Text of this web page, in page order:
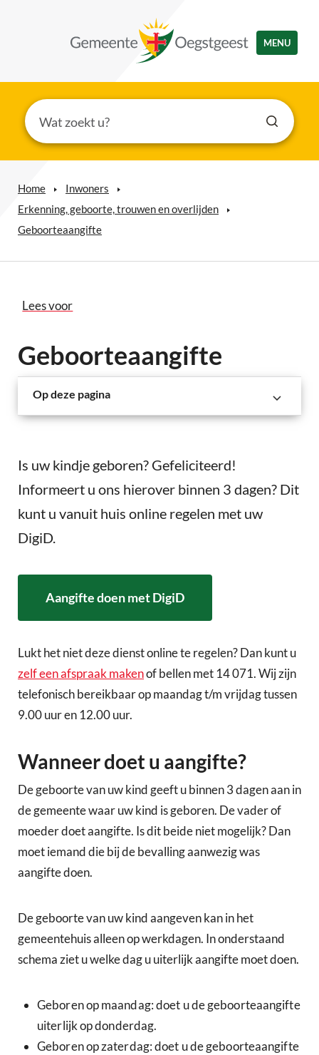
MENU
Home
Inwoners
Erkenning, geboorte, trouwen en overlijden
Geboorteaangifte
Lees voor
Geboorteaangifte
Op deze pagina
Is uw kindje geboren? Gefeliciteerd!
Informeert u ons hierover binnen 3 dagen? Dit
kunt u vanuit huis online regelen met uw
DigiD.
Aangifte doen met DigiD
Lukt het niet deze dienst online te regelen? Dan kunt u
zelf een afspraak makenof bellen met 14 071. Wij zijn
telefonisch bereikbaar op maandag t/m vrijdag tussen
9.00 uur en 12.00 uur.
Wanneer doet u aangifte?
De geboorte van uw kind geeft u binnen 3 dagen aan in
de gemeente waar uw kind is geboren. De vader of
moeder doet aangifte. Is dit beide niet mogelijk? Dan
moet iemand die bij de bevalling aanwezig was
aangifte doen.
De geboorte van uw kind aangeven kan in het
gemeentehuis alleen op werkdagen. In onderstaand
schema ziet u welke dag u uiterlijk aangifte moet doen.
Geboren op maandag: doet u de geboorteaangifte
uiterlijk op donderdag.
Geboren op zaterdag: doet u de geboorteaangifte